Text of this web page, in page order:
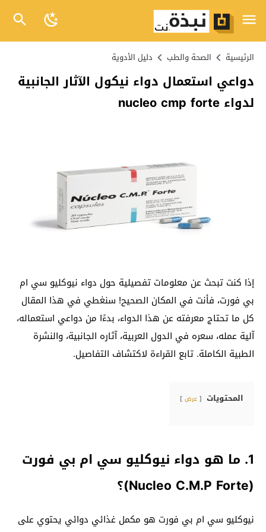
الرئيسية الصحة والطب دليل الأدوية
دواعي استعمال دواء نيكول الآثار الجانبية
لدواء nucleo cmp forte
إذا كنت تبحث عن معلومات تفصيلية حول دواء نيوكليو سي ام
بي فورت، فأنت في المكان الصحيح! سنغطي في هذا المقال
كل ما تحتاج معرفته عن هذا الدواء، بدءًا من دواعي استعماله،
آلية عمله، سعره في الدول العربية، آثاره الجانبية، والنشرة
الطبية الكاملة. تابع القراءة لاكتشاف التفاصيل.
المحتويات عرض
1. ما هو دواء نيوكليو سي ام بي فورت
(Nucleo C.M.P Forte)؟
نيوكليو سي ام بي فورت هو مكمل غذائي دوائي يحتوي على